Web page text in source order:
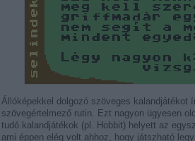
Állóképekkel dolgozó szöveges
szövegértelmező rutin. Ezt nagyon ügyesen
tudó kalandjátékok (pl. Hobbit) helyett az
ami éppen elég volt ahhoz, hogy játszható